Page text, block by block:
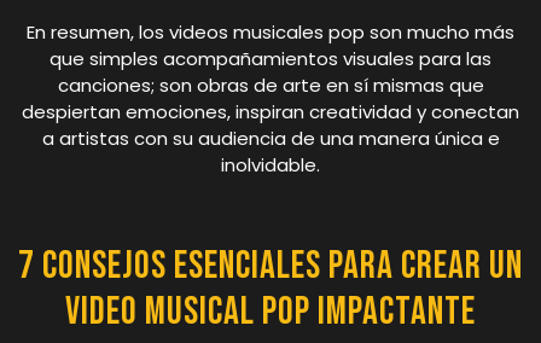
En resumen, los videos musicales pop son mucho más
que simples acompañamientos visuales para las
canciones; son obras de arte en sí mismas que
despiertan emociones, inspiran creatividad y conectan
a artistas con su audiencia de una manera única e
inolvidable.
7 Consejos Esenciales para Crear un
Video Musical Pop Impactante